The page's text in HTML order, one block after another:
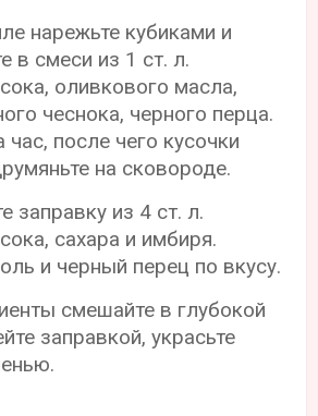
нарежьте кубиками и
в смеси из 1 ст. л.
оливкового масла,
чеснока, черного перца.
час, после чего кусочки
на сковороде.
заправку из 4 ст. л.
сахара и имбиря.
и черный перец по вкусу.
смешайте в глубокой
заправкой, украсьте